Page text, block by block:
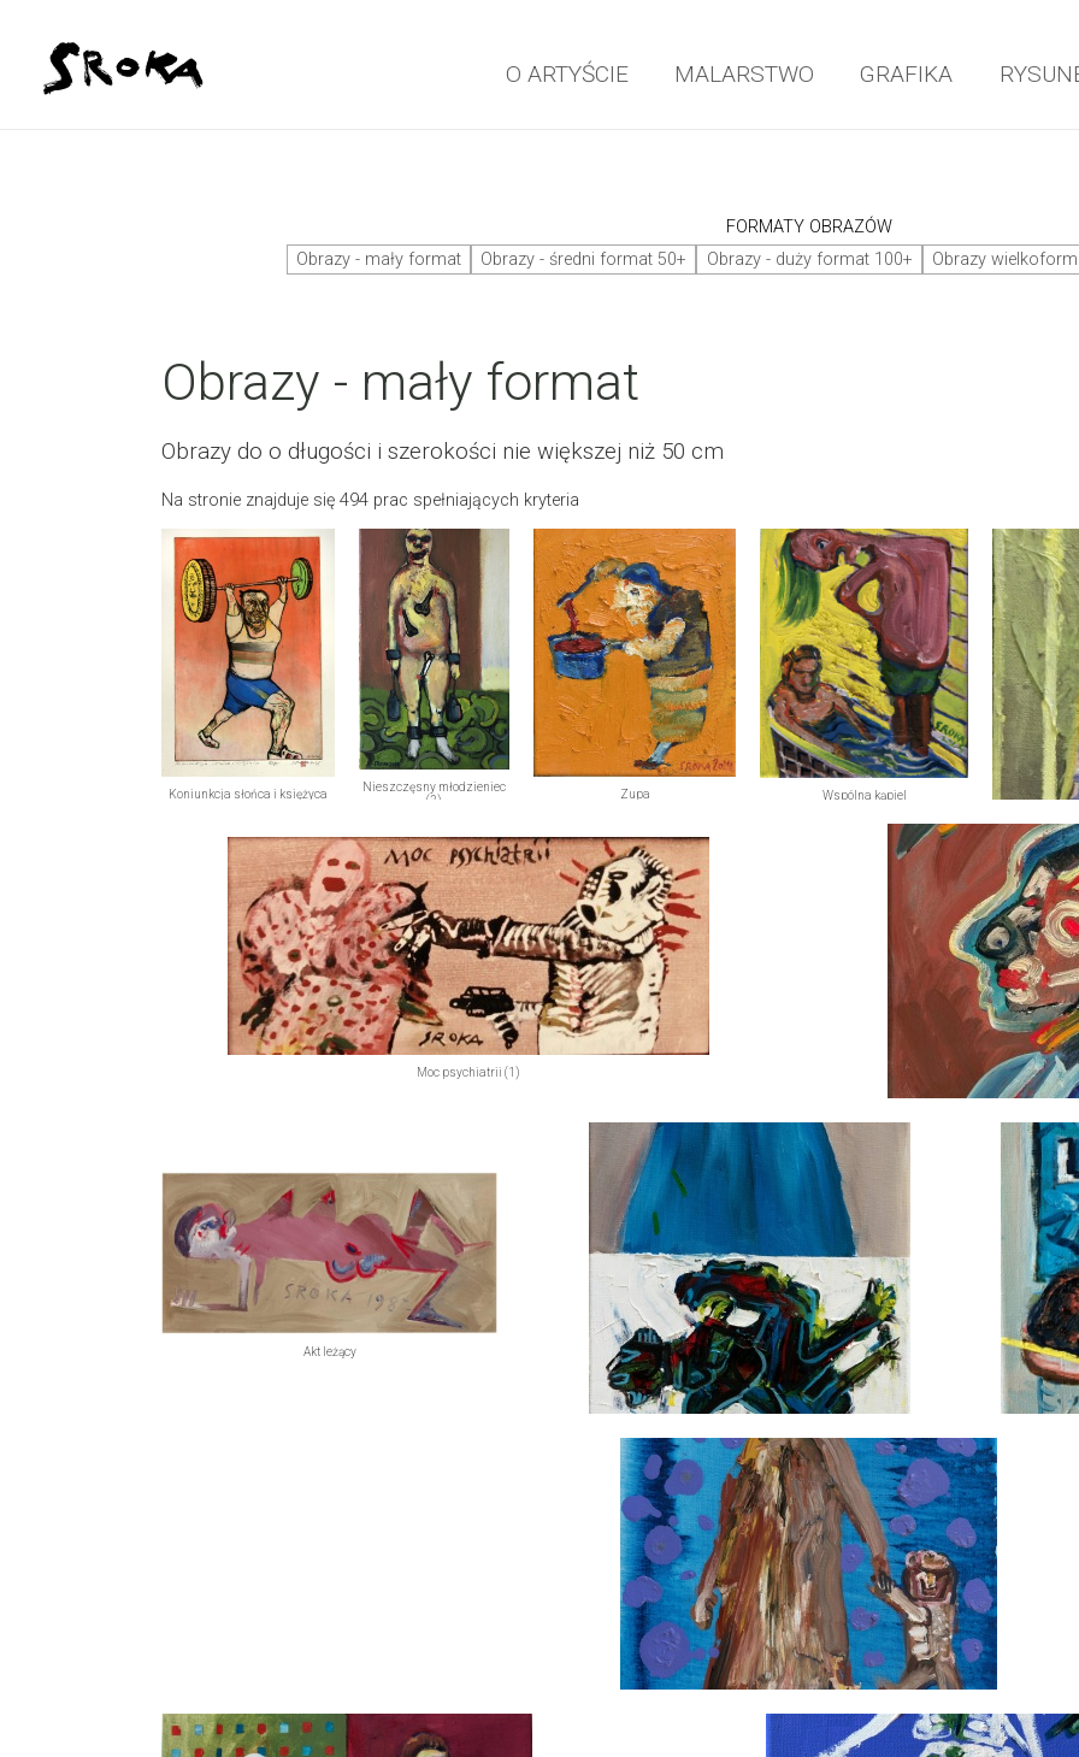
O ARTYŚCIE MALARSTWO GRAFIKA
FORMATY OBRAZÓW
Obrazy - mały format
Obrazy - średni format 50+ Obrazy - duży format 100+ Obrazy
Obrazy - mały format
Obrazy do o długości i szerokości nie większej niż 50 cm
Na stronie znajduje się 494 prac spełniających kryteria
Koniunkcja słońca i księżyca
Nieszczęsny młodzieniec
(2)
Zupa Wspólna kąpiel
Moc psychiatrii (1)
Akt leżący
Błękitna góra